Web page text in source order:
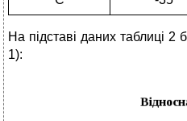
На підставі даних таблиці 2
1):